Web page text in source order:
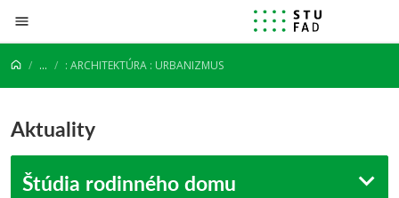
Prejsť na obsah
... : ARCHITEKTÚRA : URBANIZMUS
Aktuality
Štúdia rodinného domu